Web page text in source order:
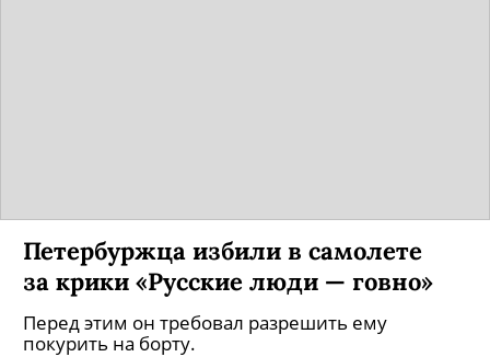
Петербуржца избили в самолете
за крики «Русские люди — говно»
Перед этим он требовал разрешить ему
покурить на борту.